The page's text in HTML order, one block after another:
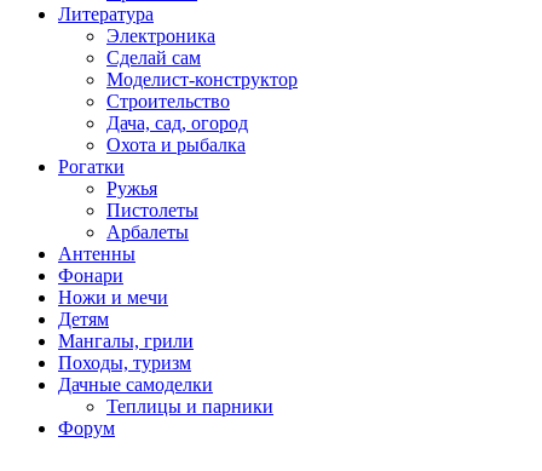
Литература
Электроника
Сделай сам
Моделист-конструктор
Строительство
Дача, сад, огород
Охота и рыбалка
Рогатки
Ружья
Пистолеты
Арбалеты
Антенны
Фонари
Ножи и мечи
Детям
Мангалы, грили
Походы, туризм
Дачные самоделки
Теплицы и парники
Форум